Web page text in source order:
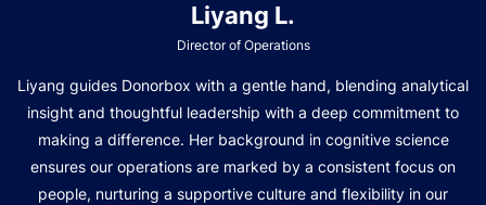
Liyang L.
Director of Operations
Liyang guides Donorbox with a gentle hand, blending analytical
insight and thoughtful leadership with a deep commitment to
making a difference. Her background in cognitive science
ensures our operations are marked by a consistent focus on
people, nurturing a supportive culture and flexibility in our